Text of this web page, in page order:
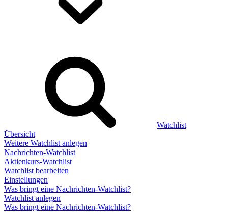
Watchlist
Übersicht
Weitere Watchlist anlegen
Nachrichten-Watchlist
Aktienkurs-Watchlist
Watchlist bearbeiten
Einstellungen
Was bringt eine Nachrichten-Watchlist?
Watchlist anlegen
Was bringt eine Nachrichten-Watchlist?